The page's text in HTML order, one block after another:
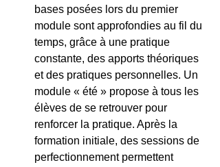
bases posées lors du premier
module sont approfondies au fil du
temps, grâce à une pratique
constante, des apports théoriques
et des pratiques personnelles. Un
module « été » propose à tous les
élèves de se retrouver pour
renforcer la pratique. Après la
formation initiale, des sessions de
perfectionnement permettent